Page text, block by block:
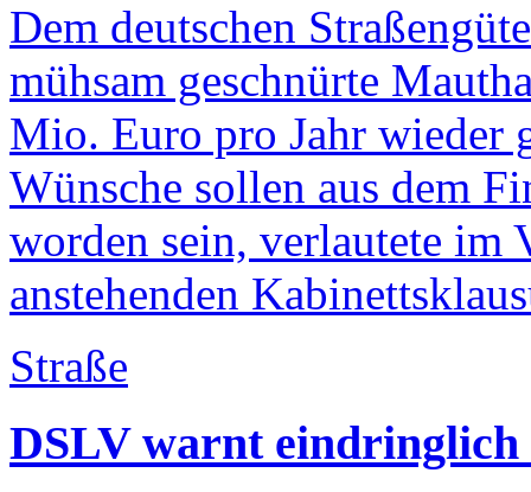
Dem deutschen
mühsam geschnürte
Mio. Euro pro Jahr wieder
Wünsche sollen aus dem
worden sein, verlautete im
anstehenden
Straße
DSLV warnt